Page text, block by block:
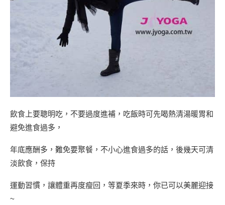
飲食上要聰明吃，不要過度進補，吃飯時可先喝熱清湯暖胃和
避免進食過多，
年底應酬多，難免要聚餐，不小心進食過多的話，後幾天可清
淡飲食，保持
運動習慣，讓體重再度瘦回，等夏季來時，你已可以美麗迎接
~